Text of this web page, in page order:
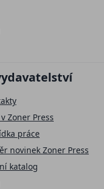
Zoner Press
práce
novinek Zoner Press
katalog